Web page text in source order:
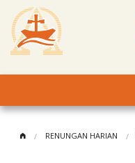
RENUNGAN HARIAN